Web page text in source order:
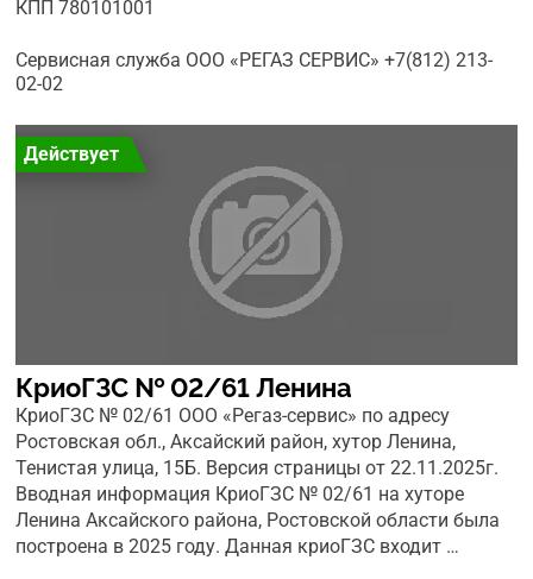
КПП 780101001
Сервисная служба ООО «РЕГАЗ СЕРВИС» +7(812) 213-
02-02
Действует
КриоГЗС № 02/61 Ленина
КриоГЗС № 02/61 ООО «Регаз-сервис» по адресу
Ростовская обл., Аксайский район, хутор Ленина,
Тенистая улица, 15Б. Версия страницы от 22.11.2025г.
Вводная информация КриоГЗС № 02/61 на хуторе
Ленина Аксайского района, Ростовской области была
построена в 2025 году. Данная криоГЗС входит …